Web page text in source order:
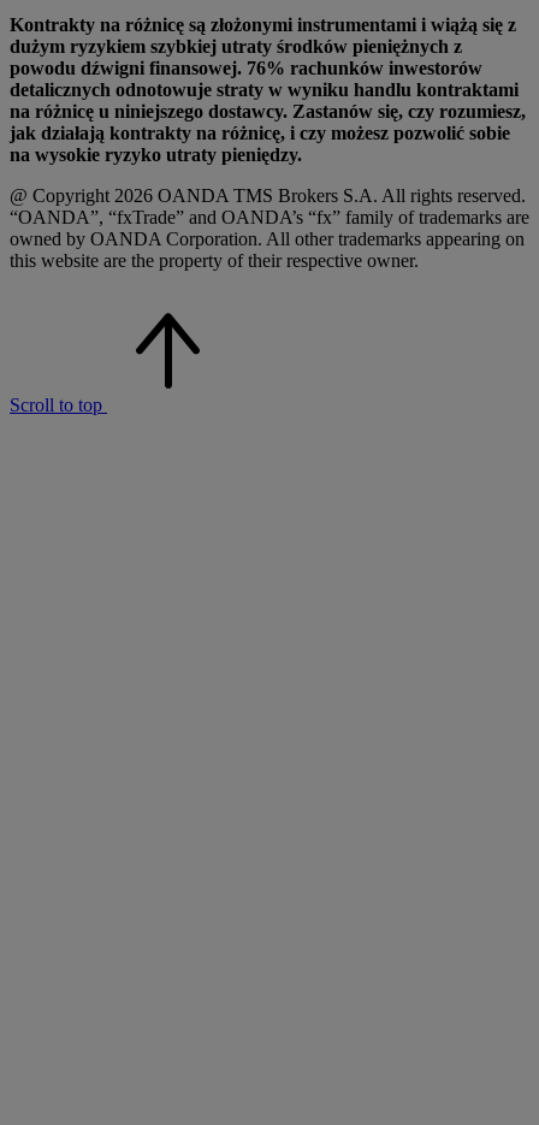
Kontrakty na różnicę są złożonymi instrumentami i wiążą się z
dużym ryzykiem szybkiej utraty środków pieniężnych z
powodu dźwigni finansowej. 76% rachunków inwestorów
detalicznych odnotowuje straty w wyniku handlu kontraktami
na różnicę u niniejszego dostawcy. Zastanów się, czy rozumiesz,
jak działają kontrakty na różnicę, i czy możesz pozwolić sobie
na wysokie ryzyko utraty pieniędzy.
@ Copyright 2026 OANDA TMS Brokers S.A. All rights reserved.
“OANDA”, “fxTrade” and OANDA’s “fx” family of trademarks are
owned by OANDA Corporation. All other trademarks appearing on
this website are the property of their respective owner.
Scroll to top